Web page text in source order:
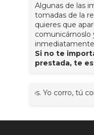
Algunas de las
tomadas de la
quieres que
comunicárnoslo
Si no te
prestada, te
Yo corro, tú corres,